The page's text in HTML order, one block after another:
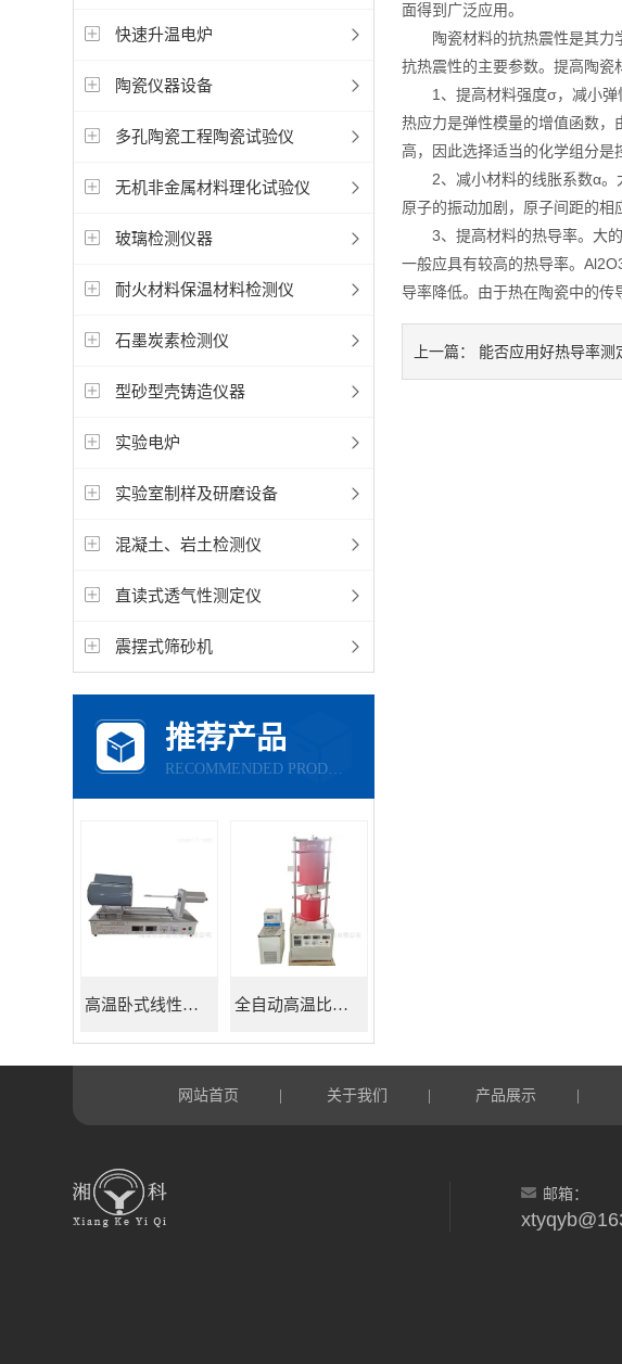
快速升温电炉
陶瓷仪器设备
多孔陶瓷工程陶瓷试验仪
无机非金属材料理化试验仪
玻璃检测仪器
耐火材料保温材料检测仪
石墨炭素检测仪
型砂型壳铸造仪器
实验电炉
实验室制样及研磨设备
混凝土、岩土检测仪
直读式透气性测定仪
震摆式筛砂机
推荐产品
RECOMMENDED PRODUCTS
高温卧式线性热膨胀系数测定仪 全自动高温比热容测试仪
面得到广泛应用。
陶瓷材料的抗热震性是其力学
抗热震性的主要参数。提高陶瓷
1、提高材料强度σ，减小弹性
热应力是弹性模量的增值函数，
高，因此选择适当的化学组分是
2、减小材料的线胀系数α。大
原子的振动加剧，原子间距的相
3、提高材料的热导率。大的
一般应具有较高的热导率。
导率降低。由于热在陶瓷中的传
上一篇： 能否应用好热导率测
网站首页 关于我们 产品展示
邮箱：